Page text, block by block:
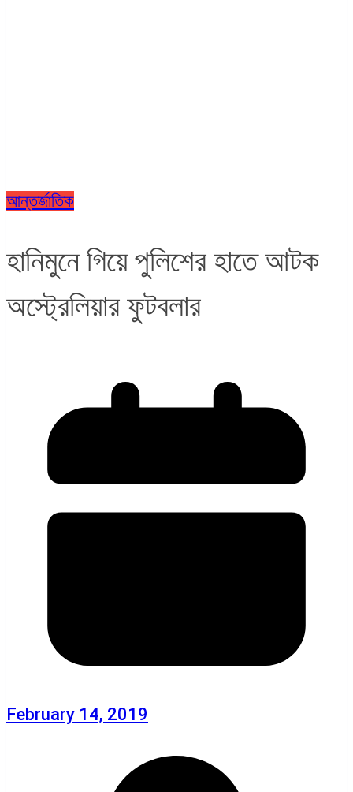
আন্তর্জাতিক
হানিমুনে গিয়ে পুলিশের হাতে আটক
অস্ট্রেলিয়ার ফুটবলার
February 14, 2019